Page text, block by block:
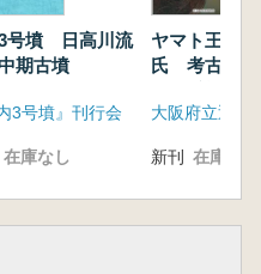
瀬健太)
村弥穂)
衣)
(澤田秀実)
号墳 日高川流
期古墳
3号墳』刊行会
在庫なし
ヤマト王権
氏 考古学か
新刊 在庫なし